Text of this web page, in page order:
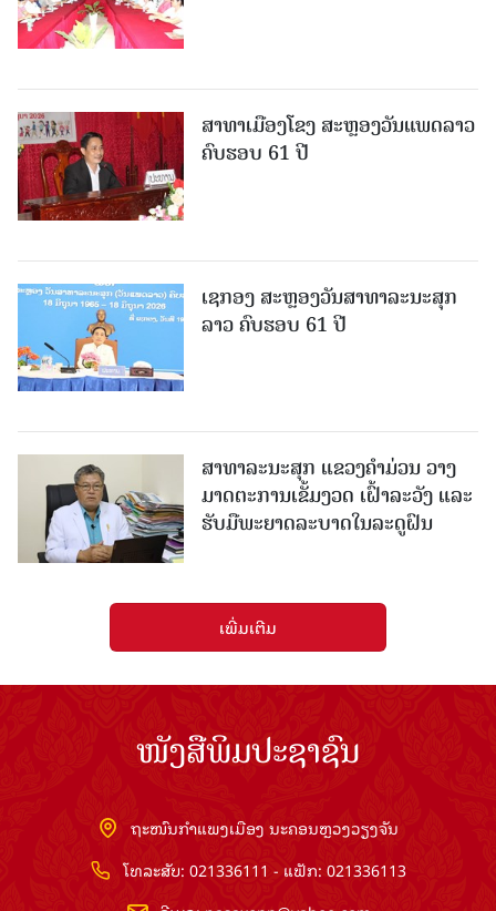
ສາທາເມືອງໂຂງ ສະຫຼອງວັນແພດລາວ
ຄົບຮອບ 61 ປີ
ເຊກອງ ສະຫຼອງວັນສາທາລະນະສຸກ
ລາວ ຄົບຮອບ 61 ປີ
ສາທາລະນະສຸກ ແຂວງຄໍາມ່ວນ ວາງ
ມາດຕະການເຂັ້ມງວດ ເຝົ້າລະວັງ ແລະ
ຮັບມືພະຍາດລະບາດໃນລະດູຝົນ
ເພີ່ມເຕີມ
ໜັງສືພິມປະຊາຊົນ
ຖະໜົນກຳແພງເມືອງ ນະຄອນຫຼວງວຽງຈັນ
ໂທລະສັບ: 021336111 - ແຟັກ: 021336113